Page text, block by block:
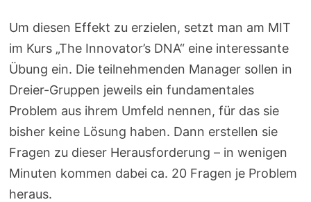
Um diesen Effekt zu erzielen, setzt man am MIT
im Kurs „The Innovator’s DNA“ eine interessante
Übung ein. Die teilnehmenden Manager sollen in
Dreier-Gruppen jeweils ein fundamentales
Problem aus ihrem Umfeld nennen, für das sie
bisher keine Lösung haben. Dann erstellen sie
Fragen zu dieser Herausforderung – in wenigen
Minuten kommen dabei ca. 20 Fragen je Problem
heraus.